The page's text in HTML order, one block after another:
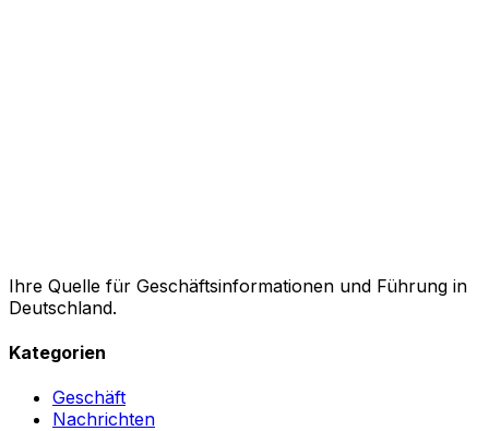
Ihre Quelle für Geschäftsinformationen und Führung in
Deutschland.
Kategorien
Geschäft
Nachrichten